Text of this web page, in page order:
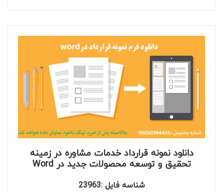
دانلود نمونه قرارداد خدمات مشاوره در زمینه
تحقیق و توسعه محصولات جدید در Word
شناسه فایل :23963